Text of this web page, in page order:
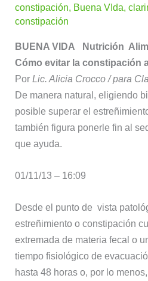
constipación, Buena VIda,
constipación
BUENA VIDA Nutrición
Cómo evitar la constipación
PorLic. Alicia Crocco / para
De manera natural, eligiendo
posible superar el
también figura ponerle fin al
que ayuda.
01/11/13 – 16:09
Desde el punto de vista
estreñimiento o constipación
extremada de materia fecal o
tiempo fisiológico de
hasta 48 horas o, por lo